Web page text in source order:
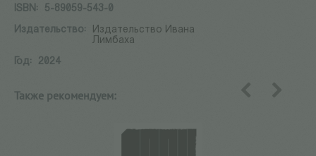
ISBN:
5-89059-543-0
Издательство:
Издательство Ивана
Лимбаха
Год:
2024
Также рекомендуем: